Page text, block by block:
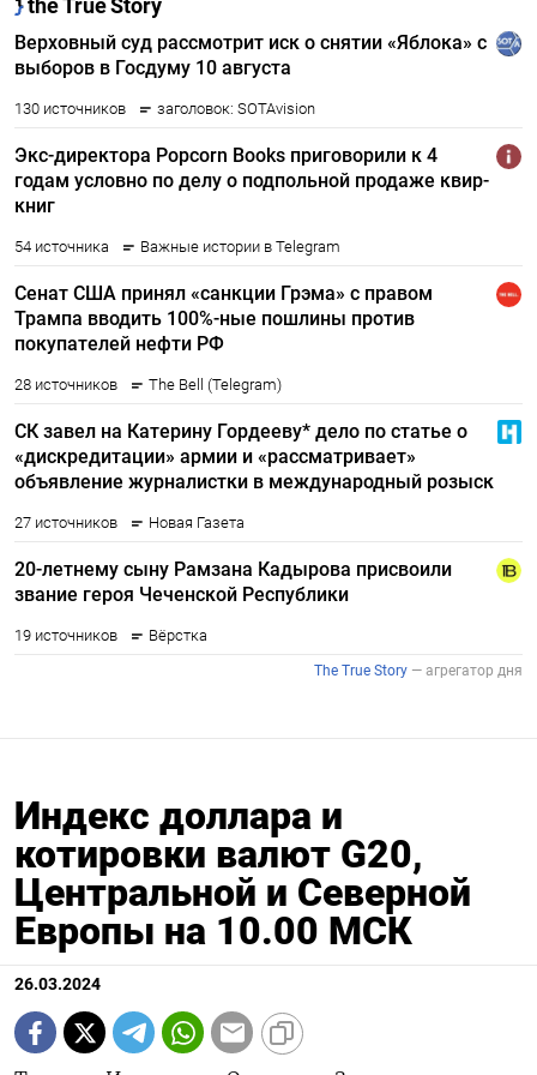
Индекс доллара и
котировки валют G20,
Центральной и Северной
Европы на 10.00 МСК
26.03.2024